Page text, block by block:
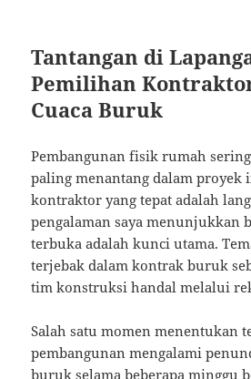
Tantangan di
Pemilihan
Cuaca Buruk
Pembangunan fisik rumah
paling menantang dalam proyek
kontraktor yang tepat adalah
pengalaman saya menunjukkan
terbuka adalah kunci utama.
terjebak dalam kontrak buruk
tim konstruksi handal melalui
Salah satu momen menentukan
pembangunan mengalami
buruk selama beberapa